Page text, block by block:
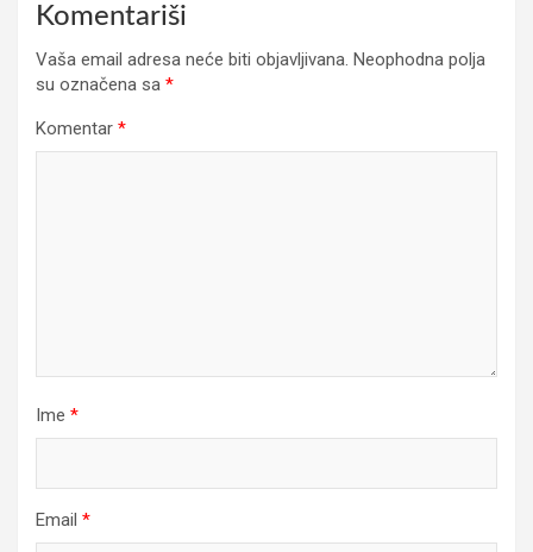
Komentariši
Vaša email adresa neće biti objavljivana. Neophodna polja
su označena sa *
Komentar *
Ime *
Email *